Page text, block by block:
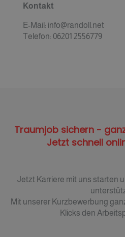
Kontakt
E-Mail: info@randoll.net
Telefon: 06201 2556779
Traumjob sichern -
Jetzt schnell
Jetzt Karriere mit uns starten
Mit unserer Kurzbewerbung
Klicks den